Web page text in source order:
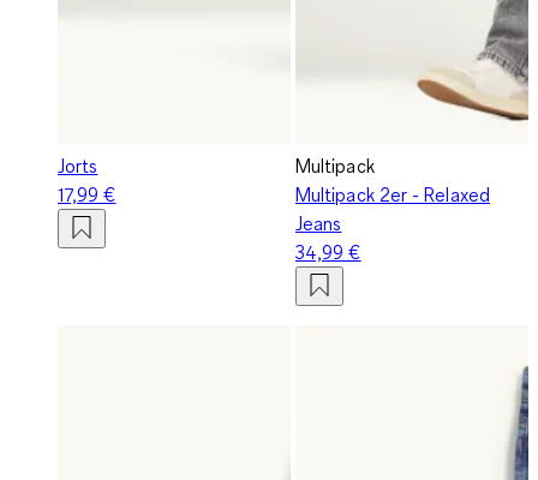
Jorts
17,99 €
Multipack
Multipack 2er - Relaxed
Jeans
34,99 €